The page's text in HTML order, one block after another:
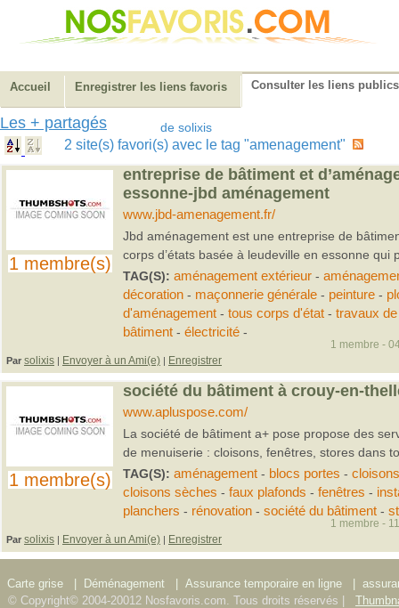
Accueil Enregistrer les liens favoris Consulter les liens publics
Les + partagés de solixis
2 site(s) favori(s) avec le tag "amenagement"
1 membre(s)
entreprise de bâtiment et
essonne-jbd aménagement
www.jbd-amenagement.fr/
Jbd aménagement est une entreprise de
corps d’états basée à leudeville en essonne qui
TAG(S): aménagement extérieur-
décoration- maçonnerie générale- peinture-
d'aménagement- tous corps d'état- travaux
bâtiment- électricité-
Par solixis | Envoyer à un Ami(e) | Enregistrer
1 membre -
1 membre(s)
société du bâtiment à crouy-en-
www.apluspose.com/
La société de bâtiment a+ pose propose des
de menuiserie : cloisons, fenêtres, stores dans
TAG(S): aménagement- blocs portes - cloisons
cloisons sèches - faux plafonds - fenêtres -
planchers - rénovation- société du bâtiment-
Par solixis | Envoyer à un Ami(e) | Enregistrer
1 membre -
Carte grise Déménagement Assurance temporaire en ligne
© Copyright© 2004-20012 Nosfavoris.com. Tous droits réservés |